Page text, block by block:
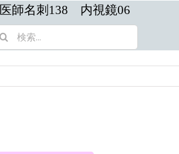
医師名刺138 内視鏡06